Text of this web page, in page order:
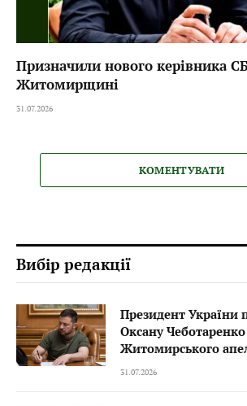
Призначили нового керівника
Житомирщині
31.07.2026
КОМЕНТУВАТИ
Вибір редакції
Президент України
Оксану
Житомирського
31.07.2026